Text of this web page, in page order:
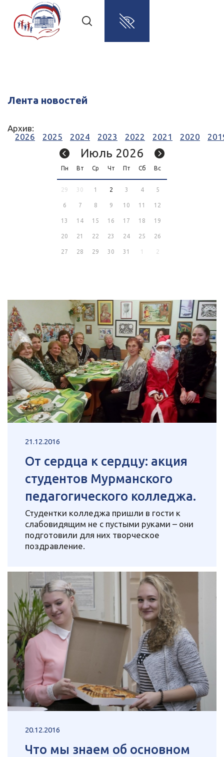
Лента новостей
Архив:
2026
2025 2024 2023 2022 2021 2020
Июль 2026
Пн Вт Ср Чт Пт Сб Вс
29 30 1 2 3 4 5
6 7 8 9 10 11 12
13 14 15 16 17 18 19
20 21 22 23 24 25 26
27 28 29 30 31 1 2
21.12.2016
От сердца к сердцу: акция
студентов Мурманского
педагогического колледжа.
Студентки колледжа пришли в гости к
слабовидящим не с пустыми руками – они
подготовили для них творческое
поздравление.
20.12.2016
Что мы знаем об основном